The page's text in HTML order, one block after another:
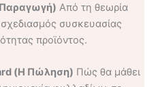
Παραγωγή) Από τη θεωρία
συσκευασίας
προϊόντος.
(Η Πώληση) Πώς θα μάθει